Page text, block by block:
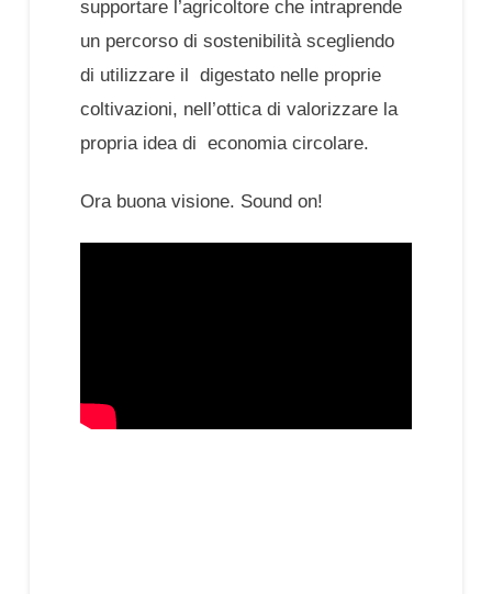
supportare l’agricoltore che intraprende
un percorso di sostenibilità scegliendo
di utilizzare il digestato nelle proprie
coltivazioni, nell’ottica di valorizzare la
propria idea di economia circolare.
Ora buona visione. Sound on!